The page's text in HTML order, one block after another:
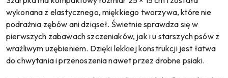
wykonana z elastycznego, miękkiego tworzywa, które nie
podrażnia zębów ani dziąseł. Świetnie sprawdza się w
pierwszych zabawach szczeniaków, jak i u starszych psów z
wrażliwym uzębieniem. Dzięki lekkiej konstrukcji jest łatwa
do chwytania i przenoszenia nawet przez drobne psiaki.